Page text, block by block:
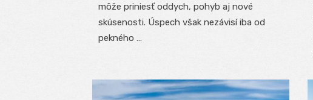
môže priniesť oddych, pohyb aj nové
skúsenosti. Úspech však nezávisí iba od
pekného …